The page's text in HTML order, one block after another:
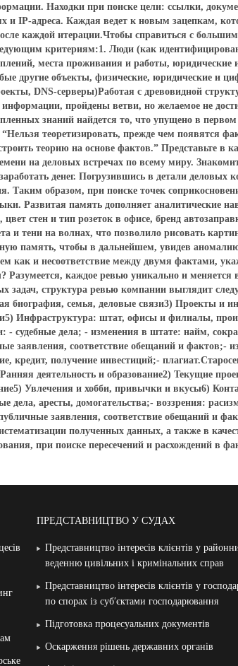
Находки при поиске цели: ссылки,
и IP-адреса. Каждая ведет к новым зацепкам,
каждой итерации.Чтобы справиться с
критериям:1. Люди (как
места проживания и работы,
другие объекты, физические, юридические и
DNS-серверы)Работая с древовидной
информации, пройдены ветви, но желаемое не
знаний найдется то, что упущено в
теоретизировать, прежде чем появятся
теорию на основе фактов.” Представьте в
на деловых встречах по всему миру.
денег. Погрузившись в детали
Таким образом, при поиске точек
Развитая память дополняет аналитические
стен и тип розеток в офисе, бренд
и тени на волнах, что позволило рисовать
память, чтобы в дальнейшем, увидев
как и несоответствие между двумя фактами,
Разумеется, каждое ревью уникально и меняется
задач, структура ревью компании выглядит
биография, семья, деловые связи3) Проекты и
Инфраструктура: штат, офисы и филиалы,
- судебные дела; - изменения в штате: найм,
заявления, соответствие обещаний и фактов;-
кредит, получение инвестиций;-
деятельность и образование2) Текущие
Увлечения и хобби, привычки и вкусы6)
дела, аресты, домогательства;- воззрения:
заявления, соответствие обещаний и
полученных данных, а также в
при поиске пересечений и расхождений в
ПРЕДСТАВНИЦТВО У СУДАХ
Представництво інтересів клієнтів у
веденню цивільних і кримінальних справ
Представництво інтересів клієнтів у
по спорах із суб′єктами господарювання
Підготовка процесуальних документів
Оскарження рішень державних органів